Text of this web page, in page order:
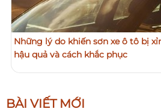
Những lý do khiến sơn xe ô tô bị
hậu quả và cách khắc phục
BÀI VIẾT MỚI